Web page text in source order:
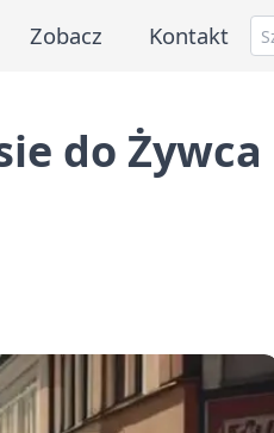
Zobacz Kontakt
do Żywca